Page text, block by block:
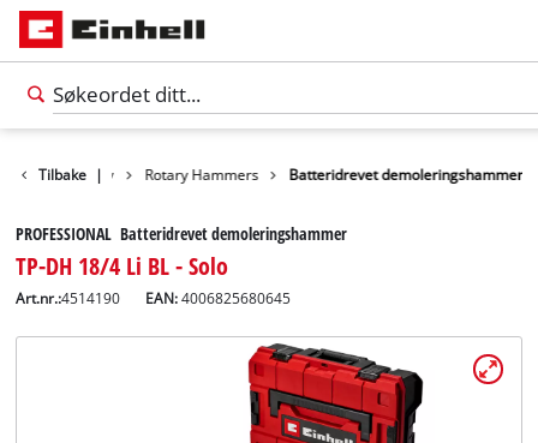
Tilbake |
Verktøy Rotary Hammers Batteridrevet demoleringshammer
PROFESSIONAL Batteridrevet demoleringshammer
TP-DH 18/4 Li BL - Solo
Art.nr.:4514190 EAN:4006825680645